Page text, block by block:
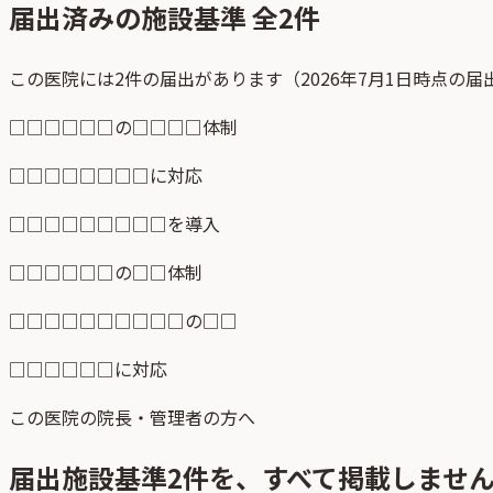
届出済みの施設基準 全2件
この医院には2件の届出があります（2026年7月1日時点の届
□□□□□□の□□□□体制
□□□□□□□□に対応
□□□□□□□□□を導入
□□□□□□の□□体制
□□□□□□□□□□の□□
□□□□□□に対応
この医院の院長・管理者の方へ
届出施設基準2件を、すべて掲載しませ